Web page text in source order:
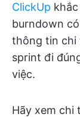
ClickUp
burndown
thông tin chi
sprint đi
việc.
Hãy xem chi